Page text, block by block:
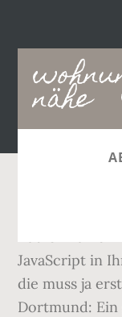
nähe
Main
Um die
JavaScript in
die muss ja
Dortmund: Ein